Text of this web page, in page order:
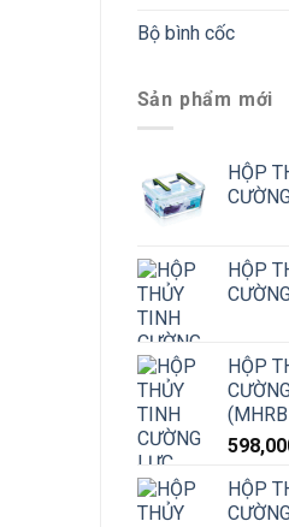
Bộ bình cốc
Sản phẩm mới
HỘP
HỘP
HỘP
HỘP